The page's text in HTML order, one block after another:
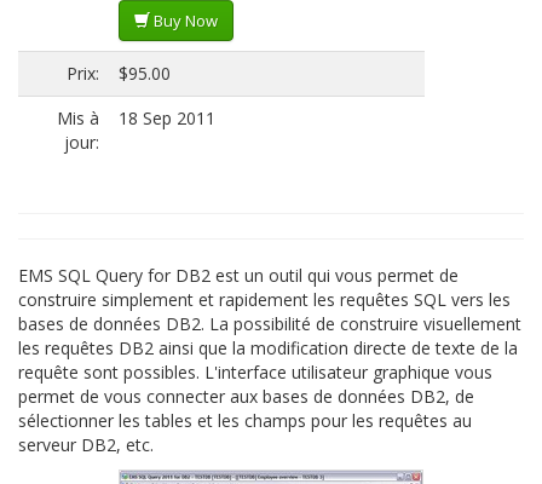
Buy Now
Prix:
$95.00
Mis à
jour:
18 Sep 2011
EMS SQL Query for DB2 est un outil qui vous permet de
construire simplement et rapidement les requêtes SQL vers les
bases de données DB2. La possibilité de construire visuellement
les requêtes DB2 ainsi que la modification directe de texte de la
requête sont possibles. L'interface utilisateur graphique vous
permet de vous connecter aux bases de données DB2, de
sélectionner les tables et les champs pour les requêtes au
serveur DB2, etc.